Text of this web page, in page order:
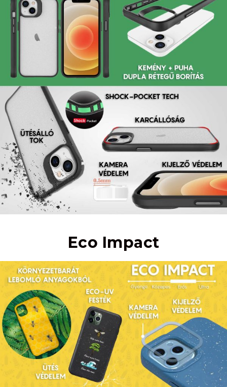
Eco Impact